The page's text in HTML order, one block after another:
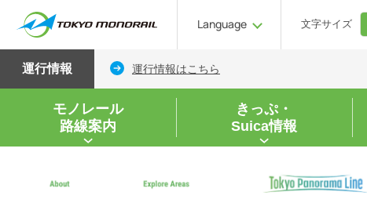
Language 文字サイズ
運行情報 運行情報はこちら
モノレール
路線案内
きっぷ・
Suica情報